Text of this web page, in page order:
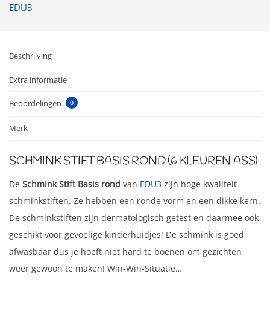
EDU3
Beschrijving
Extra informatie
Beoordelingen 0
Merk
SCHMINK STIFT BASIS ROND (6 KLEUREN ASS)
De Schmink Stift Basis rond van EDU3 zijn hoge kwaliteit
schminkstiften. Ze hebben een ronde vorm en een dikke kern.
De schminkstiften zijn dermatologisch getest en daarmee ook
geschikt voor gevoelige kinderhuidjes! De schmink is goed
afwasbaar dus je hoeft niet hard te boenen om gezichten
weer gewoon te maken! Win-Win-Situatie…